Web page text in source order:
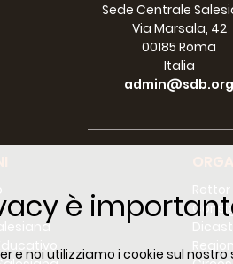
è
e noi utilizziamo i cookie sul
Il 29
15
study)
Sede Centrale
Via Marsala, 42
00185 Roma
Italia
admin@sdb.org
Regioni